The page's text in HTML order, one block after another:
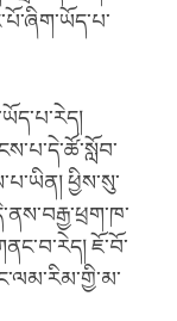
ཕྱིས་སུ་
ཇོ་བོ་